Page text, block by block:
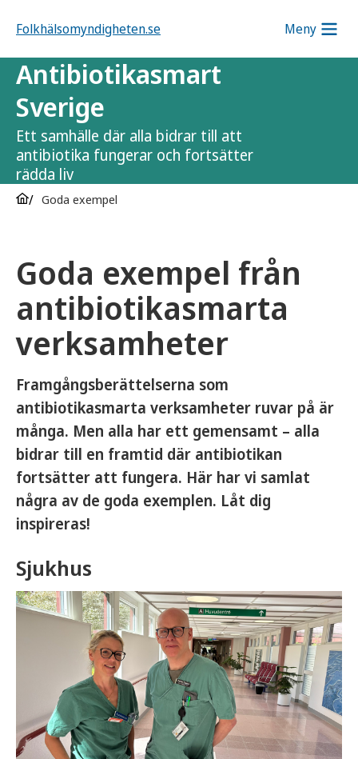
Folkhälsomyndigheten.se Meny
Antibiotikasmart
Sverige
Ett samhälle där alla bidrar till att
antibiotika fungerar och fortsätter
rädda liv
Goda exempel
Goda exempel från
antibiotikasmarta
verksamheter
Framgångsberättelserna som
antibiotikasmarta verksamheter ruvar på är
många. Men alla har ett gemensamt – alla
bidrar till en framtid där antibiotikan
fortsätter att fungera. Här har vi samlat
några av de goda exemplen. Låt dig
inspireras!
Sjukhus